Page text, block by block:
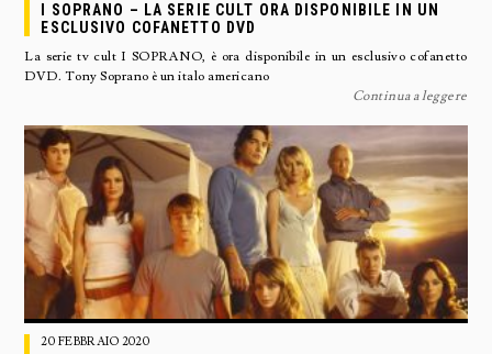
I SOPRANO – LA SERIE CULT ORA DISPONIBILE IN UN
ESCLUSIVO COFANETTO DVD
La serie tv cult I SOPRANO, è ora disponibile in un esclusivo cofanetto
DVD. Tony Soprano è un italo americano
Continua a leggere
20 FEBBRAIO 2020